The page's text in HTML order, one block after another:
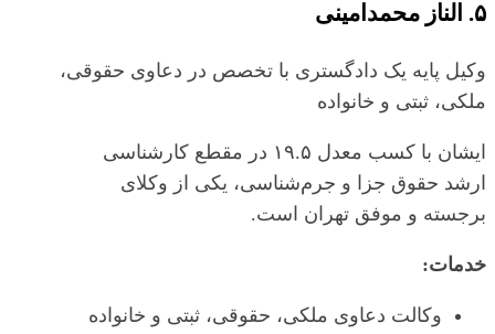
۵. الناز محمدامینی
وکیل پایه یک دادگستری با تخصص در دعاوی حقوقی،
ملکی، ثبتی و خانواده
ایشان با کسب معدل ۱۹.۵ در مقطع کارشناسی
ارشد حقوق جزا و جرم‌شناسی، یکی از وکلای
برجسته و موفق تهران است.
خدمات:
وکالت دعاوی ملکی، حقوقی، ثبتی و خانواده